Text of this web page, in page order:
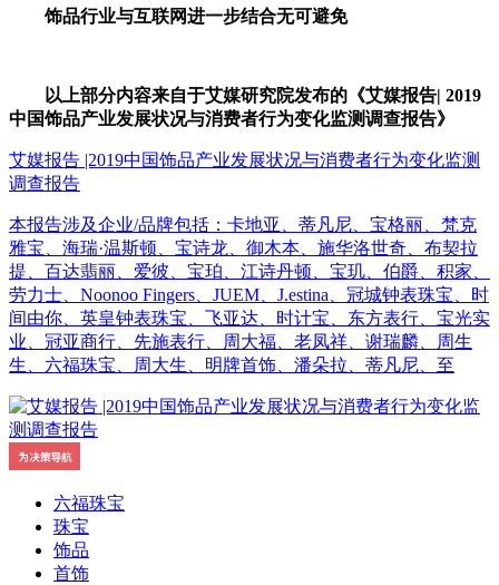
饰品行业与互联网进一步结合无可避免
以上部分内容来自于艾媒研究院发布的《艾媒报告| 2019
中国饰品产业发展状况与消费者行为变化监测调查报告》
艾媒报告 |2019中国饰品产业发展状况与消费者行为变化监测
调查报告
本报告涉及企业/品牌包括：卡地亚、蒂凡尼、宝格丽、梵克
雅宝、海瑞·温斯顿、宝诗龙、御木本、施华洛世奇、布契拉
提、百达翡丽、爱彼、宝珀、江诗丹顿、宝玑、伯爵、积家、
劳力士、Noonoo Fingers、JUEM、J.estina、冠城钟表珠宝、时
间由你、英皇钟表珠宝、飞亚达、时计宝、东方表行、宝光实
业、冠亚商行、先施表行、周大福、老凤祥、谢瑞麟、周生
生、六福珠宝、周大生、明牌首饰、潘朵拉、蒂凡尼、至
六福珠宝
珠宝
饰品
首饰